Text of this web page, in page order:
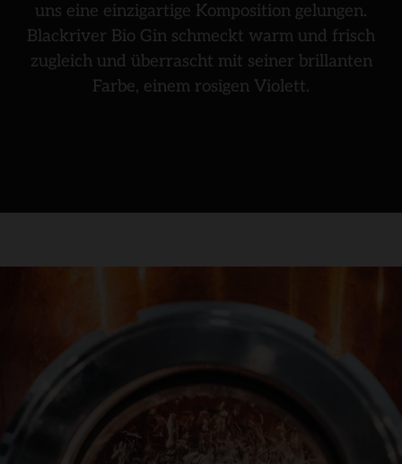
uns eine einzigartige Komposition gelungen.
Blackriver Bio Gin schmeckt warm und frisch
zugleich und überrascht mit seiner brillanten
Farbe, einem rosigen Violett.